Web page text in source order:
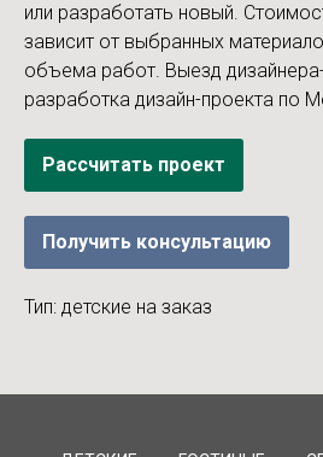
или разработать новый.
зависит от выбранных
объема работ. Выезд
разработка дизайн-проекта по
Рассчитать проект
Получить консультацию
Тип: детские на заказ